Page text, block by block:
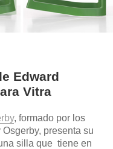
Edward
Vitra
, formado por los
presenta su
silla que tiene en